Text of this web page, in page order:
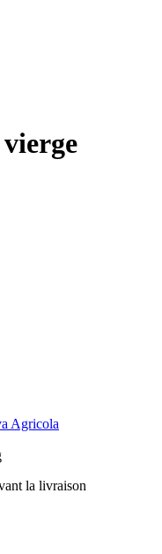
Agricola
la livraison